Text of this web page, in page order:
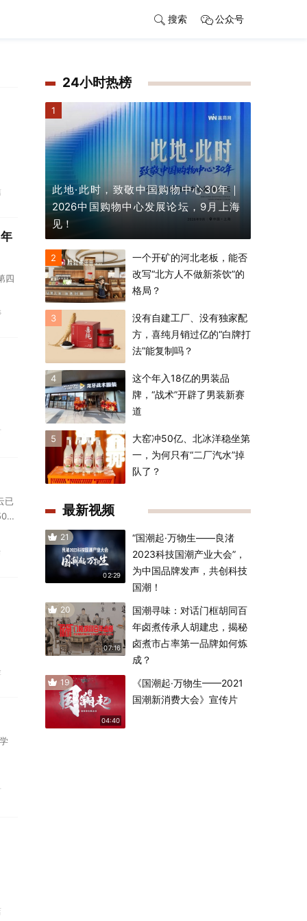
搜索 公众号
四
已
24小时热榜
1
此地·此时，致敬中国购物中心30年｜
2026中国购物中心发展论坛，9月上海
见！
2
一个开矿的河北老板，能否
改写“北方人不做新茶饮”的
格局？
3
没有自建工厂、没有独家配
方，喜纯月销过亿的“白牌打
法”能复制吗？
4
这个年入18亿的男装品
牌，“战术”开辟了男装新赛
道
5
大窑冲50亿、北冰洋稳坐第
一，为何只有“二厂汽水”掉
队了？
最新视频
21
02:29
“国潮起·万物生——良渚
2023科技国潮产业大会”，
为中国品牌发声，共创科技
国潮！
20
07:16
国潮寻味：对话门框胡同百
年卤煮传承人胡建忠，揭秘
卤煮市占率第一品牌如何炼
成？
19
04:40
《国潮起·万物生——2021
国潮新消费大会》宣传片